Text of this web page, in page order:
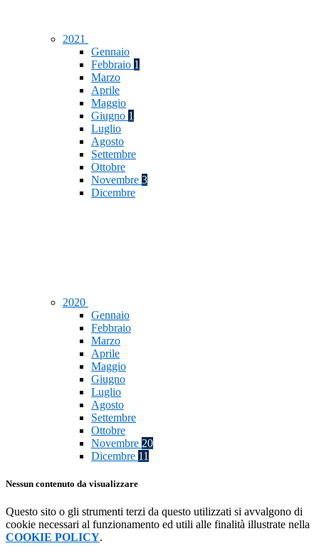
2021
Gennaio
Febbraio 1
Marzo
Aprile
Maggio
Giugno 1
Luglio
Agosto
Settembre
Ottobre
Novembre 3
Dicembre
2020
Gennaio
Febbraio
Marzo
Aprile
Maggio
Giugno
Luglio
Agosto
Settembre
Ottobre
Novembre 20
Dicembre 11
Nessun contenuto da visualizzare
Questo sito o gli strumenti terzi da questo utilizzati si avvalgono di
cookie necessari al funzionamento ed utili alle finalità illustrate nella
COOKIE POLICY.